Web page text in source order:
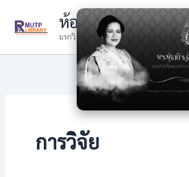
ห้องสมุด
มหาวิทยาลัยเทคโนโลยีราชมงคลพระนคร
การวิจัย